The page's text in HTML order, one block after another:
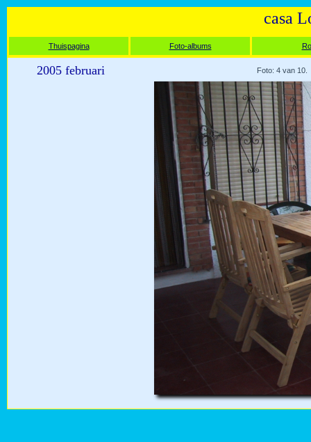
casa
Thuispagina Foto-albums
2005 februari Foto: 4 van 10.